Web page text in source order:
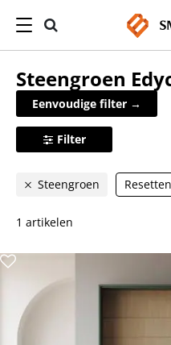
Steengroen
Eenvoudige filter →
Filter
Steengroen Resetten
1 artikelen